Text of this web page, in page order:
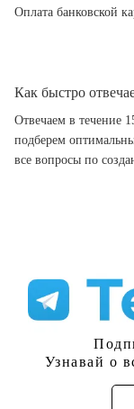
Оплата банковской
Как быстро
Отвечаем в течение
подберем
все вопросы по
Узнавай о